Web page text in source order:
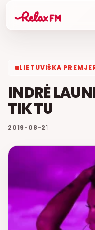
LIETUVIŠKA
INDRĖ
TIK TU
2019-08-21